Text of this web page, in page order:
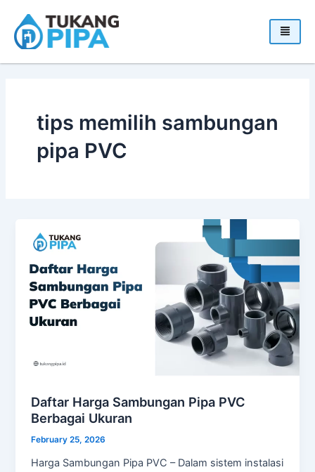
content
tips memilih sambungan
pipa PVC
Daftar Harga Sambungan Pipa PVC
Berbagai Ukuran
February 25, 2026
Harga Sambungan Pipa PVC – Dalam sistem instalasi